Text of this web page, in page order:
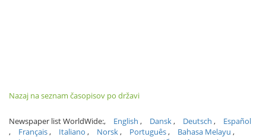
Nazaj na seznam časopisov po državi
Newspaper list WorldWide: English Dansk Deutsch
Español
Français
Italiano Norsk Português
Bahasa Melayu